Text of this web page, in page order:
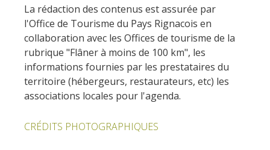
Rouergue
Las ciudades y países de
arte y historia
De la valle del Lot al País
Decazeville – Aubin
Patrimonio mundial de la
UNESCO
La rédaction des contenus est assurée par
l'Office de Tourisme du Pays Rignacois en
collaboration avec les Offices de tourisme de la
rubrique "Flâner à moins de 100 km", les
informations fournies par les prestataires du
territoire (hébergeurs, restaurateurs, etc) les
associations locales pour l'agenda.
CRÉDITS PHOTOGRAPHIQUES